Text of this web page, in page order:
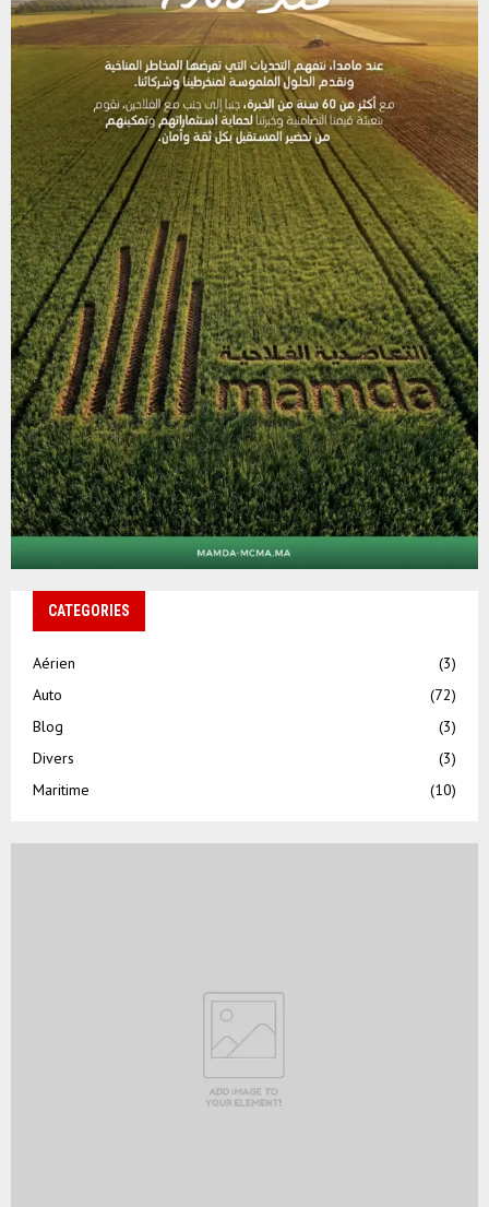
CATEGORIES
Aérien
(3)
Auto
(72)
Blog
(3)
Divers
(3)
Maritime
(10)